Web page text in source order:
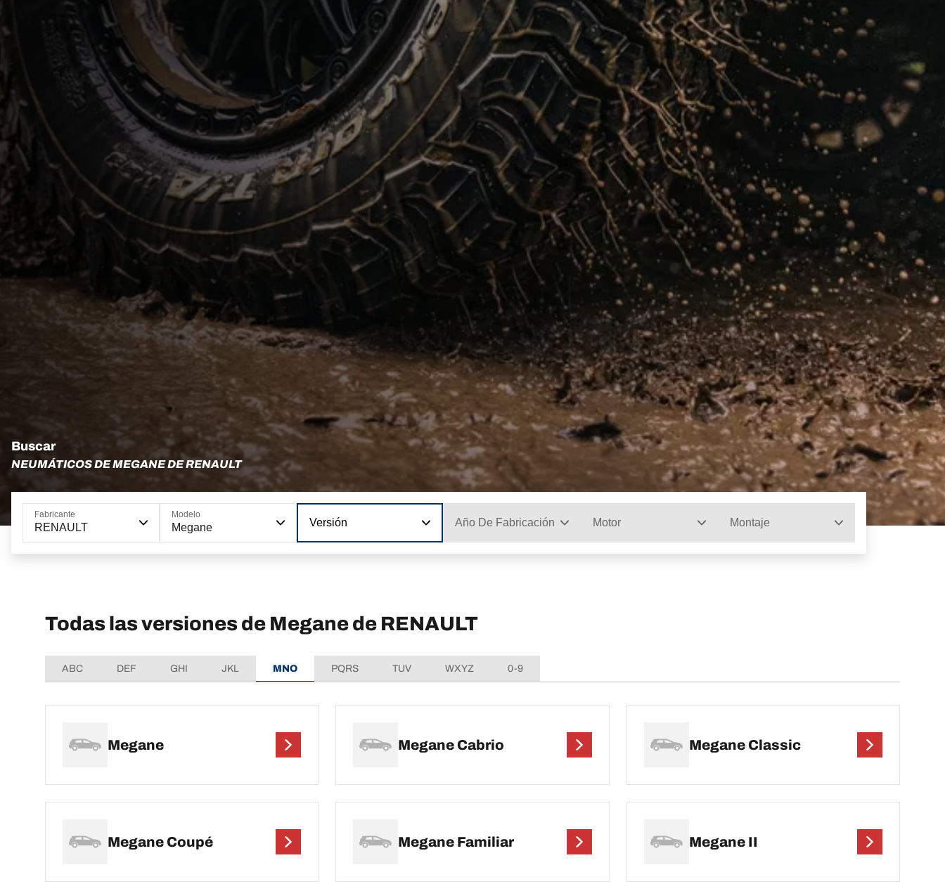
Buscar
NEUMÁTICOS DE MEGANE DE RENAULT
Fabricante
RENAULT
Modelo
Megane Versión Año De Fabricación Motor Montaje
Todas las versiones de Megane de RENAULT
ABC DEF GHI JKL MNO PQRS TUV WXYZ 0-9
Megane Megane Cabrio Megane Classic
Megane Coupé Megane Familiar Megane II